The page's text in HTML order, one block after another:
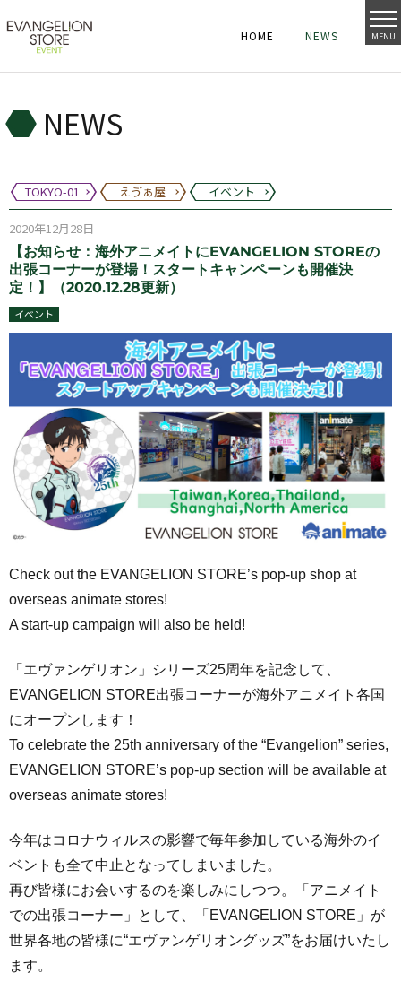
MENU
HOME
HOME NEWS
NEWS
NEWS
TOKYO-01 えゔぁ屋 イベント
2020年12月28日
【お知らせ：海外アニメイトにEVANGELION STOREの
出張コーナーが登場！スタートキャンペーンも開催決
定！】（2020.12.28更新）
イベント
Check out the EVANGELION STORE’s pop-up shop at
overseas animate stores!
A start-up campaign will also be held!
「エヴァンゲリオン」シリーズ25周年を記念して、
EVANGELION STORE出張コーナーが海外アニメイト各国
にオープンします！
To celebrate the 25th anniversary of the “Evangelion” series,
EVANGELION STORE’s pop-up section will be available at
overseas animate stores!
今年はコロナウィルスの影響で毎年参加している海外のイ
ベントも全て中止となってしまいました。
再び皆様にお会いするのを楽しみにしつつ。「アニメイト
での出張コーナー」として、
「EVANGELION STORE」が
世界各地の皆様に“エヴァンゲリオングッズ”をお届けいたし
ます。